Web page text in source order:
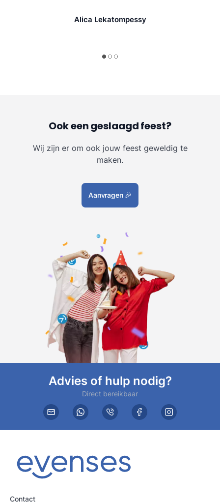
Alica Lekatompessy
Ook een geslaagd feest?
Wij zijn er om ook jouw feest geweldig te
maken.
Aanvragen 🎉
Advies of hulp nodig?
Direct bereikbaar
Contact